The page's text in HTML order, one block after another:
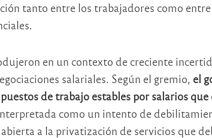
tanto entre los trabajadores como
en un contexto de creciente
salariales. Según el gremio, el
de trabajo estables por salarios
como un intento de
a la privatización de servicios que